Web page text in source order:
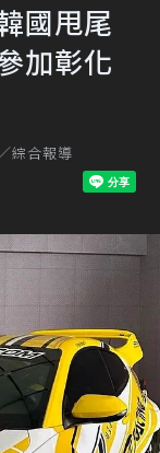
國甩尾
加彰化
綜合報導